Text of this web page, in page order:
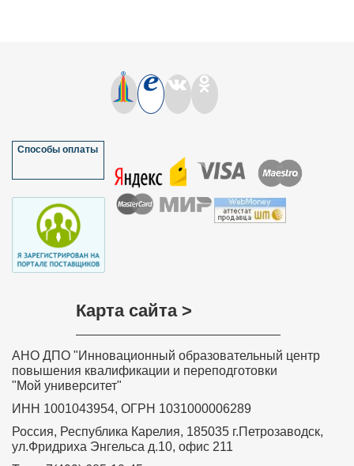
Способы оплаты
Карта сайта >
АНО ДПО "Инновационный образовательный центр
повышения квалификации и переподготовки
"Мой университет"
ИНН 1001043954, ОГРН 1031000006289
Россия, Республика Карелия, 185035 г.Петрозаводск,
ул.Фридриха Энгельса д.10, офис 211